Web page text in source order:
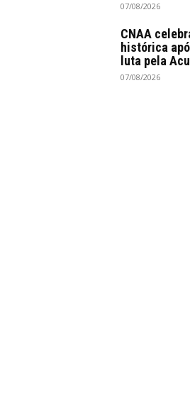
07/08/2026
CNAA
histórica
luta pela
07/08/2026